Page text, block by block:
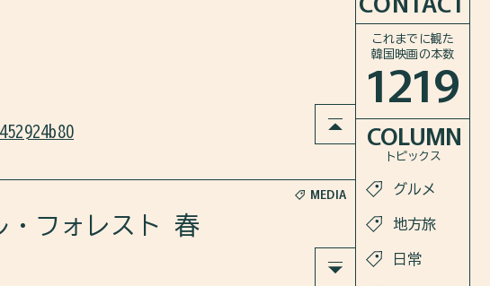
これまでに観た
韓国映画の本数
1219
COLUMN
トピックス
グルメ
地方旅
日常
MEDIA
・フォレスト 春